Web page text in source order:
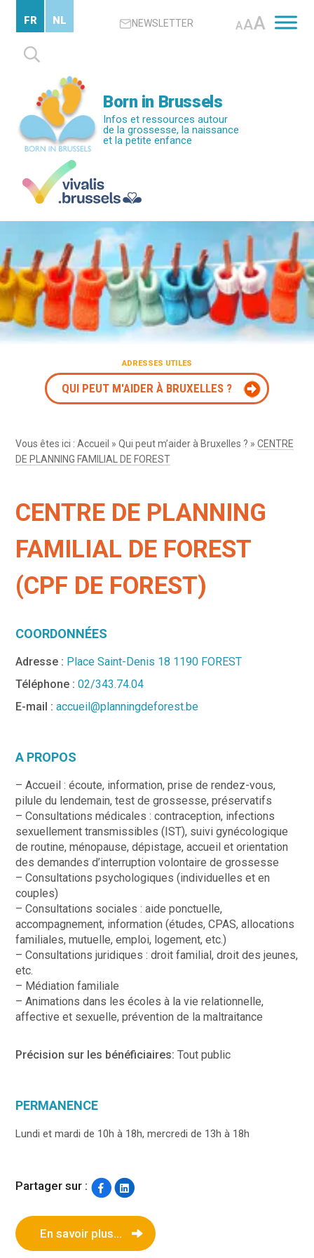
contenu
principal
NEWSLETTER AAA
Rechercher :
FR NL
Born in Brussels
Infos et ressources autour
de la grossesse, la naissance
et la petite enfance
ADRESSES UTILES
QUI PEUT M'AIDER À BRUXELLES ?
Vous êtes ici :Accueil »Qui peut m’aider à Bruxelles ? »CENTRE
DE PLANNING FAMILIAL DE FOREST
CENTRE DE PLANNING
FAMILIAL DE FOREST
(CPF DE FOREST)
COORDONNÉES
Adresse : Place Saint-Denis 18 1190 FOREST
Téléphone :02/343.74.04
E-mail : accueil@planningdeforest.be
A PROPOS
– Accueil : écoute, information, prise de rendez-vous,
pilule du lendemain, test de grossesse, préservatifs
– Consultations médicales : contraception, infections
sexuellement transmissibles (IST), suivi gynécologique
de routine, ménopause, dépistage, accueil et orientation
des demandes d’interruption volontaire de grossesse
– Consultations psychologiques (individuelles et en
couples)
– Consultations sociales : aide ponctuelle,
accompagnement, information (études, CPAS, allocations
familiales, mutuelle, emploi, logement, etc.)
– Consultations juridiques : droit familial, droit des jeunes,
etc.
– Médiation familiale
– Animations dans les écoles à la vie relationnelle,
affective et sexuelle, prévention de la maltraitance
Précision sur les bénéficiaires:Tout public
PERMANENCE
Lundi et mardi de 10h à 18h, mercredi de 13h à 18h
Partager sur :
En savoir plus...